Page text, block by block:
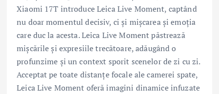
Xiaomi 17T introduce Leica Live Moment, captând
nu doar momentul decisiv, ci și mișcarea și emoția
care duc la acesta. Leica Live Moment păstrează
mișcările și expresiile trecătoare, adăugând o
profunzime și un context sporit scenelor de zi cu zi.
Acceptat pe toate distanțe focale ale camerei spate,
Leica Live Moment oferă imagini dinamice infuzate